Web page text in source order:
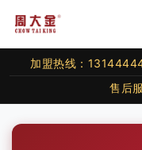
加盟热线：
售后